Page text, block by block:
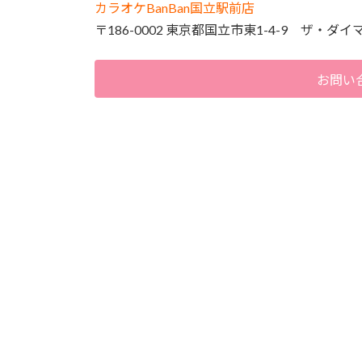
カラオケBanBan国立駅前店
〒186-0002 東京都国立市東1-4-9 ザ・ダイ
お問い